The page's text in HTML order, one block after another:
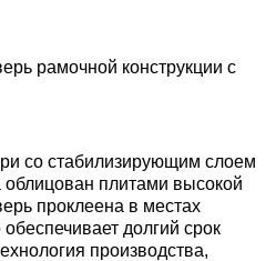
рамочной конструкции с
со стабилизирующим слоем
облицован плитами высокой
проклеена в местах
долгий срок
производства,